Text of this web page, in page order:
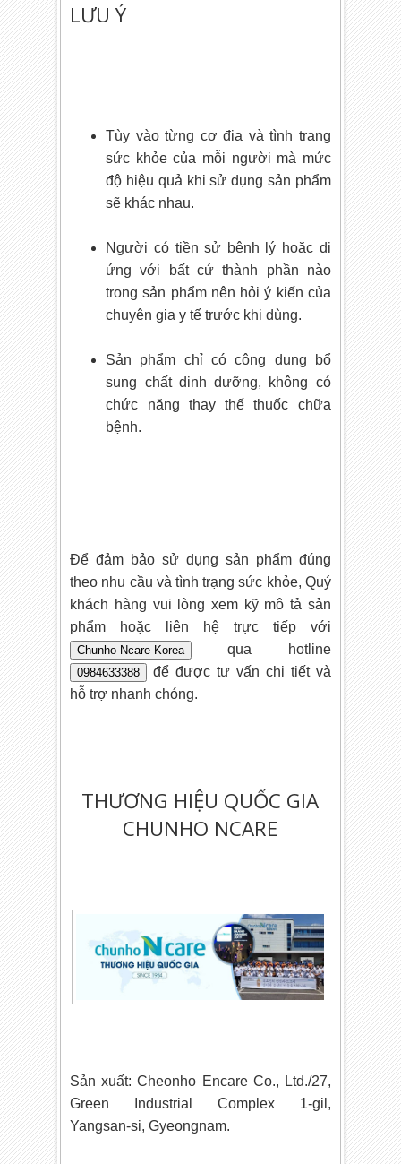
LƯU Ý
Tùy vào từng cơ địa và tình trạng
sức khỏe của mỗi người mà mức
độ hiệu quả khi sử dụng sản phẩm
sẽ khác nhau.
Người có tiền sử bệnh lý hoặc dị
ứng với bất cứ thành phần nào
trong sản phẩm nên hỏi ý kiến của
chuyên gia y tế trước khi dùng.
Sản phẩm chỉ có công dụng bổ
sung chất dinh dưỡng, không có
chức năng thay thế thuốc chữa
bệnh.
Để đảm bảo sử dụng sản phẩm đúng
theo nhu cầu và tình trạng sức khỏe, Quý
khách hàng vui lòng xem kỹ mô tả sản
phẩm hoặc liên hệ trực tiếp với
Chunho Ncare Korea qua hotline
0984633388
để được tư vấn chi tiết và
hỗ trợ nhanh chóng.
THƯƠNG HIỆU QUỐC GIA
CHUNHO NCARE
Sản xuất: Cheonho Encare Co., Ltd./27,
Green Industrial Complex 1-gil,
Yangsan-si, Gyeongnam.